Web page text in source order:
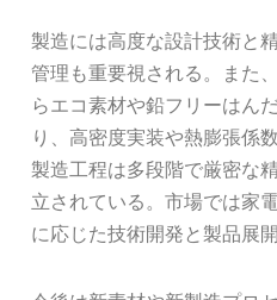
製造には高度な設計技術と
管理も重要視される。また
らエコ素材や鉛フリーはん
り、高密度実装や熱膨張係
製造工程は多段階で厳密な
立されている。市場では家
に応じた技術開発と製品展開